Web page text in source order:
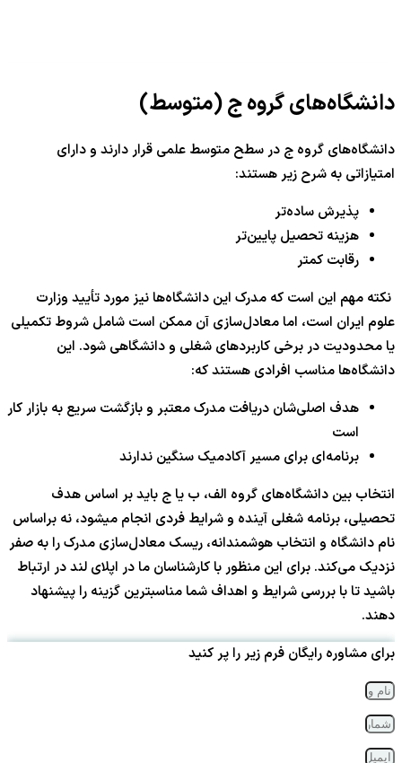
دانشگاه‌های گروه ج (متوسط)
دانشگاه‌های گروه ج در سطح متوسط علمی قرار دارند و دارای
امتیازاتی به شرح زیر هستند:
پذیرش ساده‌تر
هزینه تحصیل پایین‌تر
رقابت کمتر
نکته مهم این است که مدرک این دانشگاه‌ها نیز مورد تأیید وزارت
علوم ایران است، اما معادل‌سازی آن ممکن است شامل شروط تکمیلی
یا محدودیت در برخی کاربردهای شغلی و دانشگاهی شود. این
دانشگاه‌ها مناسب افرادی هستند که:
هدف اصلی‌شان دریافت مدرک معتبر و بازگشت سریع به بازار کار
است
برنامه‌ای برای مسیر آکادمیک سنگین ندارند
انتخاب بین دانشگاه‌های گروه الف، ب یا ج باید بر اساس هدف
تحصیلی، برنامه شغلی آینده و شرایط فردی انجام میشود، نه براساس
نام دانشگاه و انتخاب هوشمندانه، ریسک معادل‌سازی مدرک را به صفر
نزدیک می‌کند. برای این منظور با کارشناسان ما در اپلای لند در ارتباط
باشید تا با بررسی شرایط و اهداف شما مناسبترین گزینه را پیشنهاد
دهند.
برای مشاوره رایگان فرم زیر را پر کنید